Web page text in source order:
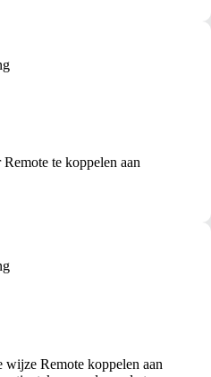
te koppelen aan
Remote koppelen aan